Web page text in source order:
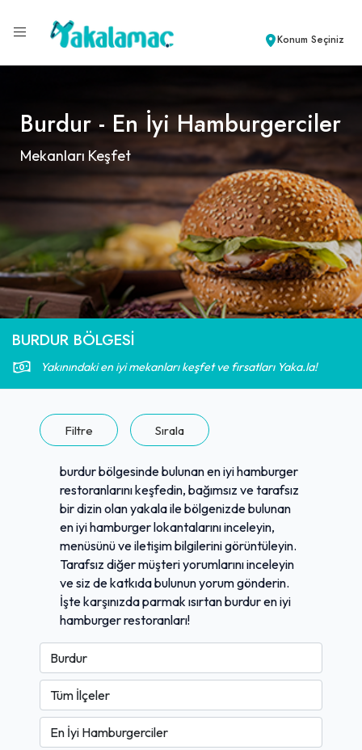
Konum Seçiniz
Burdur - En İyi Hamburgerciler
Mekanları Keşfet
BURDUR BÖLGESI
Yakınındaki en iyi mekanları keşfet ve fırsatları Yaka.la!
Filtre Sırala
burdur bölgesinde bulunan en iyi hamburger
restoranlarını keşfedin, bağımsız ve tarafsız
bir dizin olan yakala ile bölgenizde bulunan
en iyi hamburger lokantalarını inceleyin,
menüsünü ve iletişim bilgilerini görüntüleyin.
Tarafsız diğer müşteri yorumlarını inceleyin
ve siz de katkıda bulunun yorum gönderin.
İşte karşınızda parmak ısırtan burdur en iyi
hamburger restoranları!